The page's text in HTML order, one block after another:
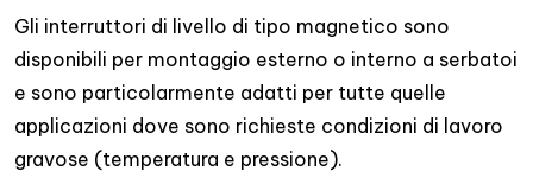
Gli interruttori di livello di tipo magnetico sono
disponibili per montaggio esterno o interno a serbatoi
e sono particolarmente adatti per tutte quelle
applicazioni dove sono richieste condizioni di lavoro
gravose (temperatura e pressione).